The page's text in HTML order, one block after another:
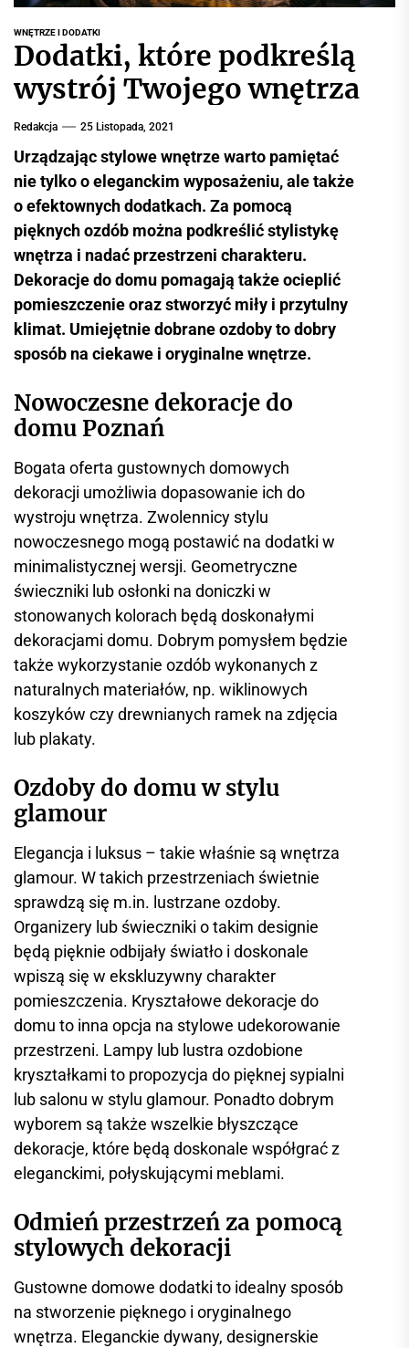
r
i
o
r
m
a
c
y
n
y
WNĘTRZE I DODATKI
Dodatki, które podkreślą
wystrój Twojego wnętrza
Redakcja 25 Listopada, 2021
Urządzając stylowe wnętrze warto pamiętać
nie tylko o eleganckim wyposażeniu, ale także
o efektownych dodatkach. Za pomocą
pięknych ozdób można podkreślić stylistykę
wnętrza i nadać przestrzeni charakteru.
Dekoracje do domu pomagają także ocieplić
pomieszczenie oraz stworzyć miły i przytulny
klimat. Umiejętnie dobrane ozdoby to dobry
sposób na ciekawe i oryginalne wnętrze.
Nowoczesne dekoracje do
domu Poznań
Bogata oferta gustownych domowych
dekoracji umożliwia dopasowanie ich do
wystroju wnętrza. Zwolennicy stylu
nowoczesnego mogą postawić na dodatki w
minimalistycznej wersji. Geometryczne
świeczniki lub osłonki na doniczki w
stonowanych kolorach będą doskonałymi
dekoracjami domu. Dobrym pomysłem będzie
także wykorzystanie ozdób wykonanych z
naturalnych materiałów, np. wiklinowych
koszyków czy drewnianych ramek na zdjęcia
lub plakaty.
Ozdoby do domu w stylu
glamour
Elegancja i luksus – takie właśnie są wnętrza
glamour. W takich przestrzeniach świetnie
sprawdzą się m.in. lustrzane ozdoby.
Organizery lub świeczniki o takim designie
będą pięknie odbijały światło i doskonale
wpiszą się w ekskluzywny charakter
pomieszczenia. Kryształowe dekoracje do
domu to inna opcja na stylowe udekorowanie
przestrzeni. Lampy lub lustra ozdobione
kryształkami to propozycja do pięknej sypialni
lub salonu w stylu glamour. Ponadto dobrym
wyborem są także wszelkie błyszczące
dekoracje, które będą doskonale współgrać z
eleganckimi, połyskującymi meblami.
Odmień przestrzeń za pomocą
stylowych dekoracji
Gustowne domowe dodatki to idealny sposób
na stworzenie pięknego i oryginalnego
wnętrza. Eleganckie dywany, designerskie